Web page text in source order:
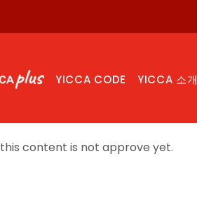
YICCA CODE YICCA 소개
this content is not approve yet.